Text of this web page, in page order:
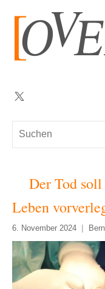
springen
Suchen
Twitter
Der Tod
Leben
6. November 2024